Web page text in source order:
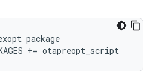
package